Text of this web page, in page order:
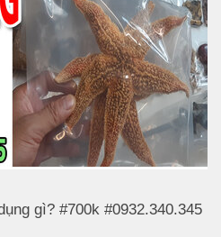
gì? #700k #0932.340.345